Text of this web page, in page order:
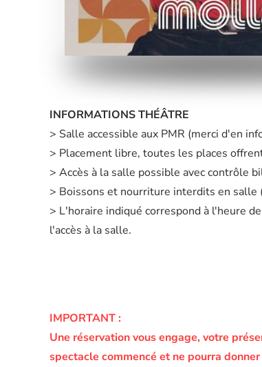
INFORMATIONS THÉÂTRE
> Salle accessible aux PMR (merci d'en
> Placement libre, toutes les places
> Accès à la salle possible avec contrôle
> Boissons et nourriture interdits en
> L'horaire indiqué correspond à l'heure
l'accès à la salle.
IMPORTANT :
Une réservation vous engage, votre
spectacle commencé et ne pourra